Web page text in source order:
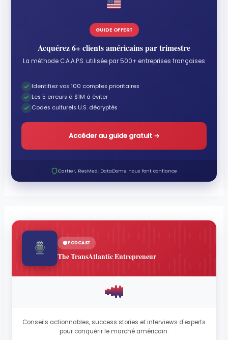
GUIDE OFFERT
Acquérez 6+ clients américains par trimestre
La méthode C.A.A.P.S. utilisée par 500+ entreprises françaises
Identifiez vos 100 comptes prioritaires
Les 5 erreurs à $1M à éviter
Codes culturels U.S. décryptés
Accéder au guide gratuit →
Cartier, ResMed, DataDome nous font confiance
PODCAST
The TransAtlantic Entrepreneur
Conseils actionnables, success stories et interviews d'experts
pour conquérir le marché américain.